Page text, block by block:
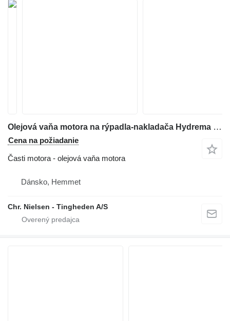
Olejová vaňa motora na rýpadla-nakladača Hydrema 805
Cena na požiadanie
Časti motora - olejová vaňa motora
Dánsko, Hemmet
Chr. Nielsen - Tingheden A/S